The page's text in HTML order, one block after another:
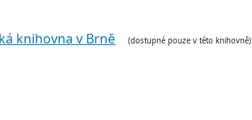
knihovna v Brně (dostupné pouze v této knihovně)